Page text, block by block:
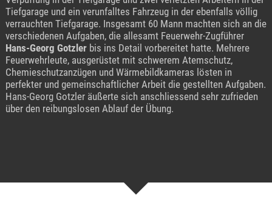
Tiefgarage und ein verunfalltes Fahrzeug in der ebenfalls völlig
verrauchten Tiefgarage. Insgesamt 60 Mann machten sich an die
verschiedenen Aufgaben, die allesamt Feuerwehr-Zugführer
Hans-Georg Gotzlerbis ins Detail vorbereitet hatte. Mehrere
Feuerwehrleute, ausgerüstet mit schwerem Atemschutz,
Chemieschutzanzügen und Wärmebildkameras lösten in
perfekter und gemeinschaftlicher Arbeit die gestellten Aufgaben.
Hans-Georg Gotzler äußerte sich anschliessend sehr zufrieden
über den reibungslosen Ablauf der Übung.